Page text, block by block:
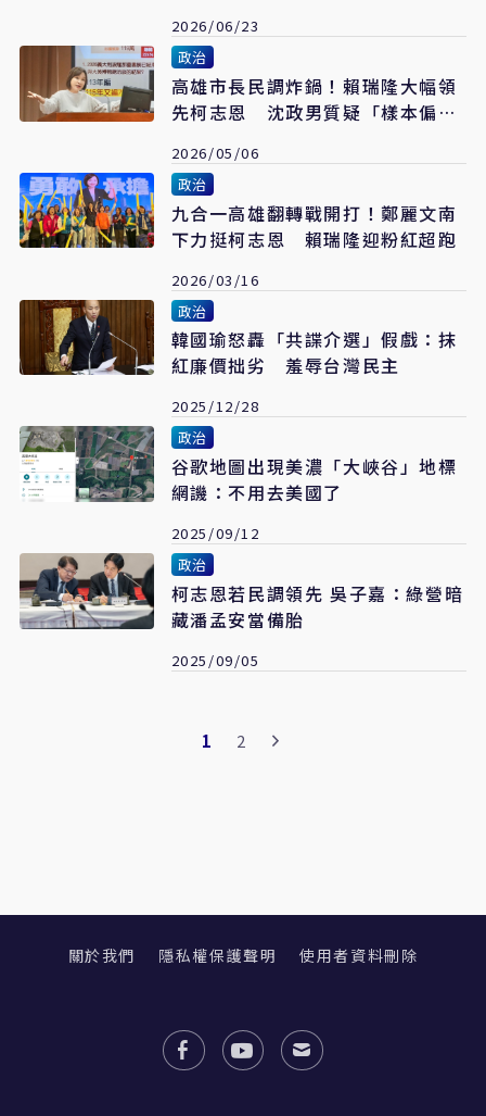
2026/06/23
政治
高雄市長民調炸鍋！賴瑞隆大幅領
先柯志恩 沈政男質疑「樣本偏
2026/05/06
政治
九合一高雄翻轉戰開打！鄭麗文南
下力挺柯志恩 賴瑞隆迎粉紅超跑
2026/03/16
政治
韓國瑜怒轟「共諜介選」假戲：抹
紅廉價拙劣 羞辱台灣民主
2025/12/28
政治
谷歌地圖出現美濃「大峽谷」地標
網譏：不用去美國了
2025/09/12
政治
柯志恩若民調領先 吳子嘉：綠營暗
藏潘孟安當備胎
2025/09/05
1 2
關於我們 隱私權保護聲明 使用者資料刪除